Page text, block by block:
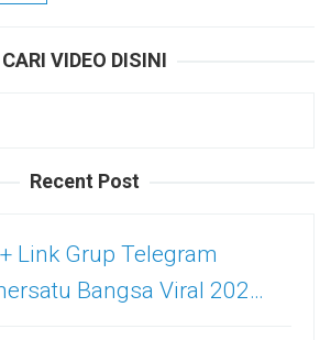
CARI VIDEO DISINI
Recent Post
Link Grup Telegram
Bangsa Viral 202…